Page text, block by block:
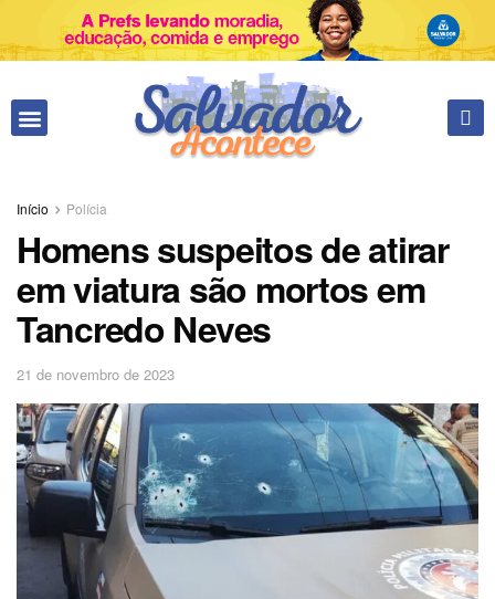
Início Polícia
Homens suspeitos de atirar
em viatura são mortos em
Tancredo Neves
21 de novembro de 2023